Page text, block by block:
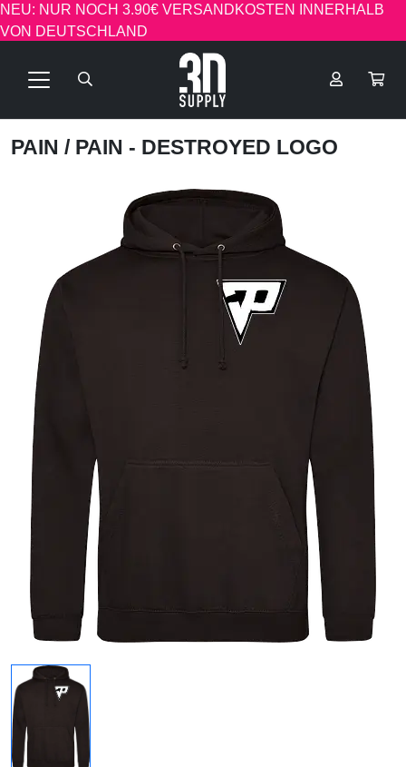
NEU: NUR NOCH 3.90€ VERSANDKOSTEN INNERHALB
VON DEUTSCHLAND
PAIN / PAIN - DESTROYED LOGO